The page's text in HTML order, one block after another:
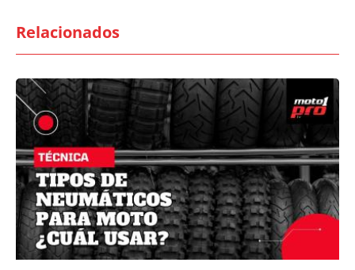
Relacionados